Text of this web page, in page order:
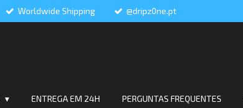
Worldwide Shipping @dripz0ne.pt
ENTREGA EM 24H PERGUNTAS FREQUENTES